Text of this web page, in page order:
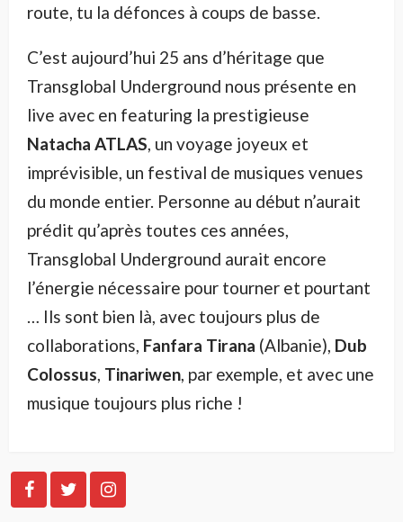
route, tu la défonces à coups de basse.
C’est aujourd’hui 25 ans d’héritage que
Transglobal Underground nous présente en
live avec en featuring la prestigieuse
Natacha ATLAS , un voyage joyeux et
imprévisible, un festival de musiques venues
du monde entier. Personne au début n’aurait
prédit qu’après toutes ces années,
Transglobal Underground aurait encore
l’énergie nécessaire pour tourner et pourtant
… Ils sont bien là, avec toujours plus de
collaborations, Fanfara Tirana (Albanie), Dub
Colossus Tinariwen , par exemple, et avec une
musique toujours plus riche !